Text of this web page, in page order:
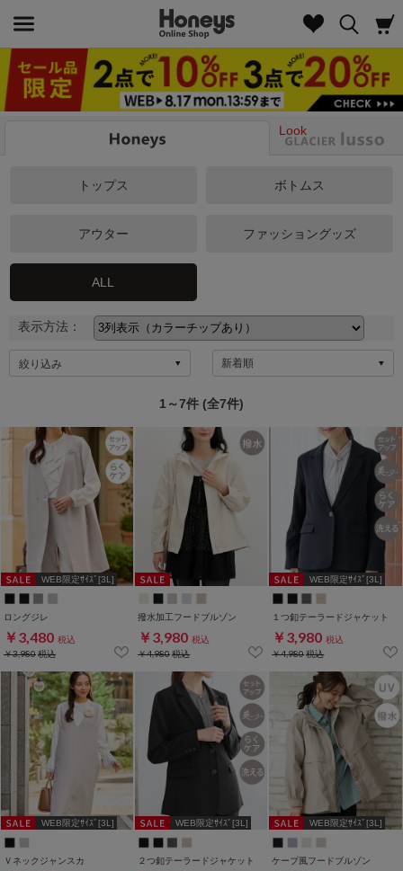
Look
トップス ボトムス
アウター ファッショングッズ
ALL
表示方法：
絞り込み
1～7件 (全7件)
WEB限定ｻｲｽﾞ[3L]
ロングジレ
￥3,480 税込
￥3,980税込
撥水加工フードブルゾン
￥3,980 税込
￥4,980税込
WEB限定ｻｲｽﾞ[3L]
１つ釦テーラードジャケット
￥3,980 税込
￥4,980税込
WEB限定ｻｲｽﾞ[3L]
Ｖネックジャンスカ
WEB限定ｻｲｽﾞ[3L]
２つ釦テーラードジャケット
WEB限定ｻｲｽﾞ[3L]
ケープ風フードブルゾン